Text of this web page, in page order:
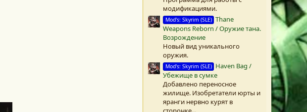
модификациями.
Mod's: Skyrim (SLE) Thane
Weapons Reborn / Оружие тана.
Возрождение
Новый вид уникального
оружия.
Mod's: Skyrim (SLE) Haven Bag /
Убежище в сумке
Добавлено переносное
жилище. Изобретатели юрты и
яранги нервно курят в